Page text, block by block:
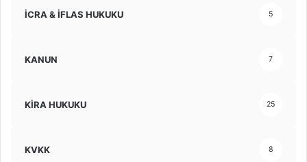
İCRA & İFLAS HUKUKU 5
KANUN 7
KİRA HUKUKU 25
KVKK 8